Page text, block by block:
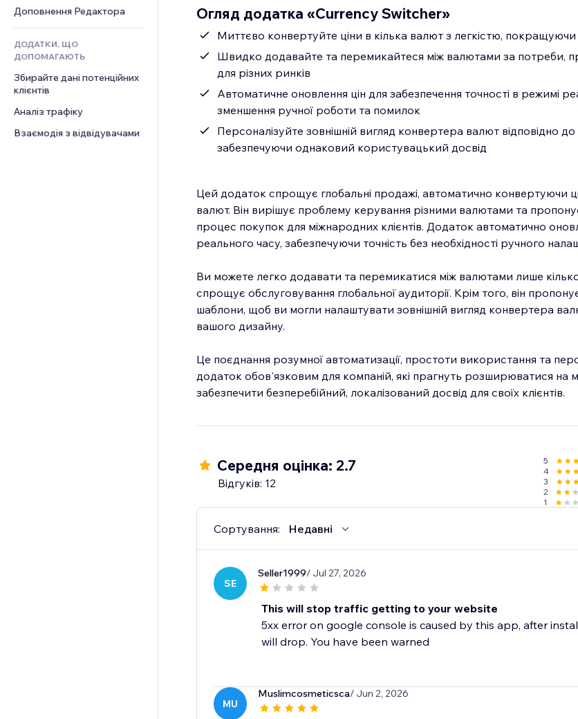
Їжа та напої
Калькулятори
Пошук
Погода
Графіки й таблиці
Спільнота
Відгуки
CRM
Доповнення Редактора
ДОДАТКИ, ЩО
ДОПОМАГАЮТЬ
Збирайте дані потенційних
клієнтів
Аналіз трафіку
Взаємодія з відвідувачами
Огляд додатка «Currency Switcher»
Миттєво конвертуйте ціни в кілька валют з легкістю, покращуючи
Швидко додавайте та перемикайтеся між валютами за потреби,
для різних ринків
Автоматичне оновлення цін для забезпечення точності в режимі
зменшення ручної роботи та помилок
Персоналізуйте зовнішній вигляд конвертера валют відповідно
забезпечуючи однаковий користувацький досвід
Цей додаток спрощує глобальні продажі, автоматично конвертуючи
валют. Він вирішує проблему керування різними валютами та
процес покупок для міжнародних клієнтів. Додаток автоматично
реального часу, забезпечуючи точність без необхідності ручного
Ви можете легко додавати та перемикатися між валютами лише
спрощує обслуговування глобальної аудиторії. Крім того, він
шаблони, щоб ви могли налаштувати зовнішній вигляд конвертера
вашого дизайну.
Це поєднання розумної автоматизації, простоти використання та
додаток обов'язковим для компаній, які прагнуть розширюватися на
забезпечити безперебійний, локалізований досвід для своїх клієнтів.
Середня оцінка: 2.7
Відгуків: 12
5
4
3
2
1
Сортування: Недавні
SE
Seller1999/ Jul 27, 2026
This will stop traffic getting to your website
5xx error on google console is caused by this app, after
will drop. You have been warned
MU
Muslimcosmeticsca/ Jun 2, 2026